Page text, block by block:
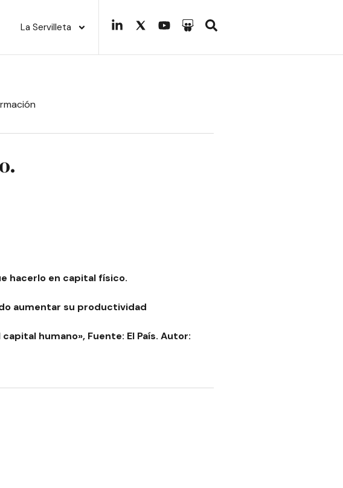
La Servilleta
hacerlo en capital físico.
aumentar su productividad
humano», Fuente: El País. Autor: